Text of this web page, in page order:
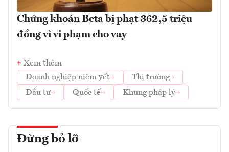
Chứng khoán Beta bị phạt 362,5 triệu
đồng vì vi phạm cho vay
Xem thêm
Doanh nghiệp niêm yết
Thị trường
Đầu tư
Quốc tế Khung pháp lý
Đừng bỏ lỡ